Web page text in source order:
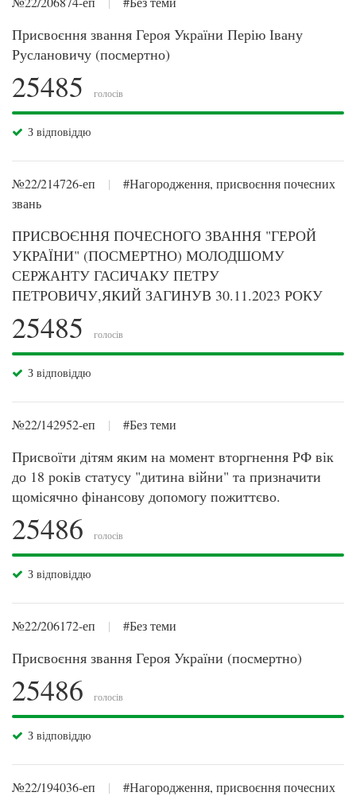
Присвоєння звання Героя України Перію Івану
Руслановичу (посмертно)
25485 голосів
З відповіддю
№22/214726-еп |
#Нагородження, присвоєння почесних
звань
ПРИСВОЄННЯ ПОЧЕСНОГО ЗВАННЯ "ГЕРОЙ
УКРАЇНИ" (ПОСМЕРТНО) МОЛОДШОМУ
СЕРЖАНТУ ГАСИЧАКУ ПЕТРУ
ПЕТРОВИЧУ,ЯКИЙ ЗАГИНУВ 30.11.2023 РОКУ
25485 голосів
З відповіддю
№22/142952-еп | #Без теми
Присвоїти дітям яким на момент вторгнення РФ вік
до 18 років статусу "дитина війни" та призначити
щомісячно фінансову допомогу пожиттєво.
25486 голосів
З відповіддю
№22/206172-еп | #Без теми
Присвоєння звання Героя України (посмертно)
25486 голосів
З відповіддю
№22/194036-еп |
#Нагородження, присвоєння почесних